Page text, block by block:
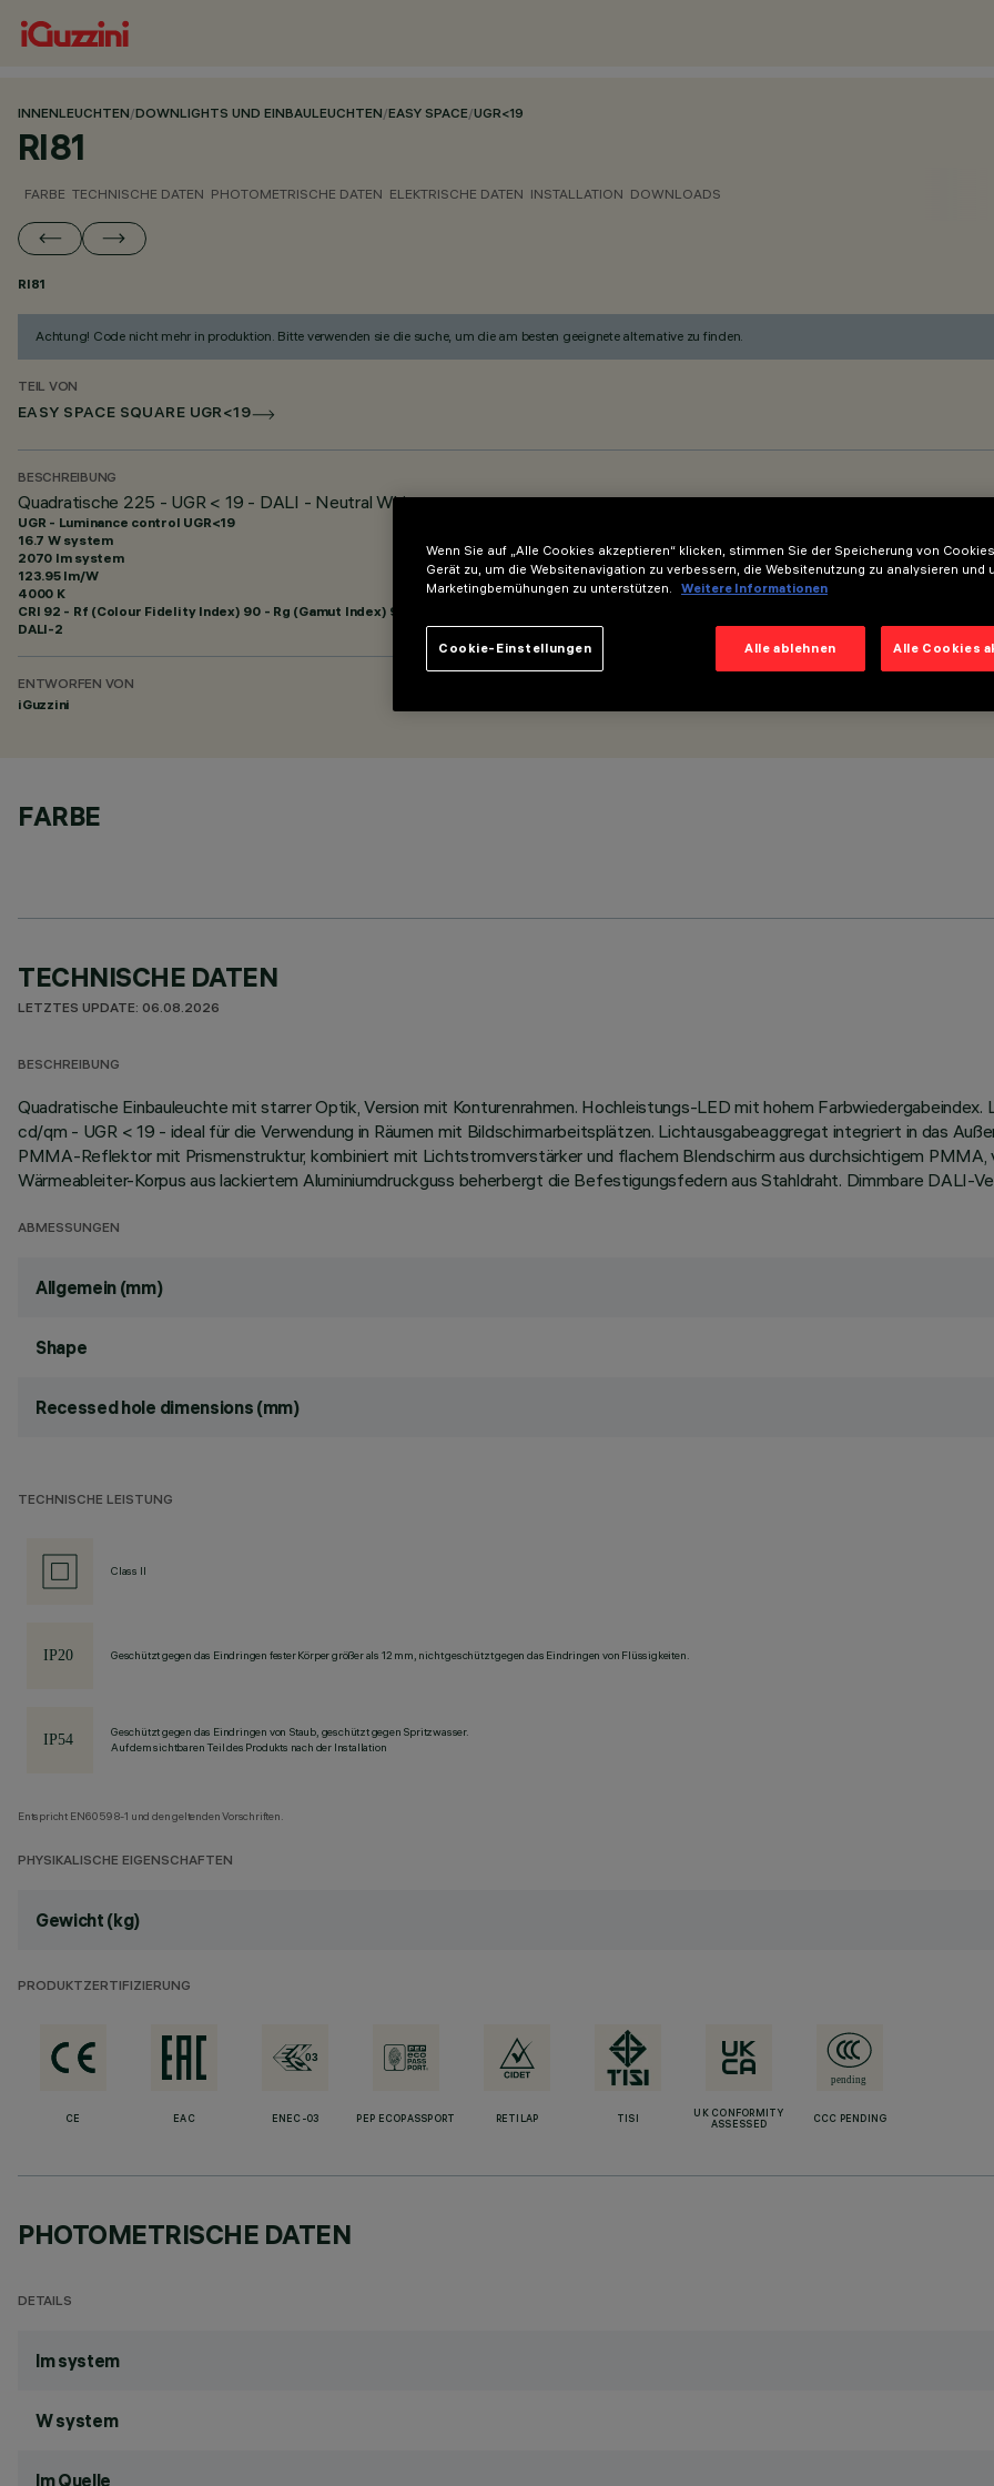
INNENLEUCHTEN/DOWNLIGHTS UND EINBAULEUCHTEN/EASY SPACE/UGR<19
RI81
FARBE TECHNISCHE DATEN PHOTOMETRISCHE DATEN ELEKTRISCHE DATEN INSTALLATION DOWNLOADS
RI81
Achtung! Code nicht mehr in produktion. Bitte verwenden sie die suche, um die am besten geeignete alternative zu finden.
TEIL VON
EASY SPACE SQUARE UGR<19
BESCHREIBUNG
Quadratische 225 - UGR < 19 - DALI - Neutral White
UGR - Luminance control UGR<19
16.7 W system
2070 lm system
123.95 lm/W
4000 K
CRI 92 - Rf (Colour Fidelity Index) 90 - Rg (Gamut Index) 98
DALI-2
ENTWORFEN VON
iGuzzini
FARBE
TECHNISCHE DATEN
LETZTES UPDATE: 06.08.2026
BESCHREIBUNG
Quadratische Einbauleuchte mit starrer Optik, Version mit Konturenrahmen. Hochleistungs-LED mit hohem
cd/qm - UGR < 19 - ideal für die Verwendung in Räumen mit Bildschirmarbeitsplätzen. Lichtausgabeaggregat integriert in das
PMMA-Reflektor mit Prismenstruktur, kombiniert mit Lichtstromverstärker und flachem Blendschirm aus durchsichtigem
Wärmeableiter-Korpus aus lackiertem Aluminiumdruckguss beherbergt die Befestigungsfedern aus Stahldraht. Dimmbare DALI-
ABMESSUNGEN
Allgemein (mm)
Shape
Recessed hole dimensions (mm)
TECHNISCHE LEISTUNG
Class II
Geschützt gegen das Eindringen fester Körper größer als 12 mm, nicht geschützt gegen das Eindringen von Flüssigkeiten.
Geschützt gegen das Eindringen von Staub, geschützt gegen Spritzwasser.
Auf dem sichtbaren Teil des Produkts nach der Installation
Entspricht EN60598-1 und den geltenden Vorschriften.
PHYSIKALISCHE EIGENSCHAFTEN
Gewicht (kg)
PRODUKTZERTIFIZIERUNG
CE EAC ENEC-03 PEP ECOPASSPORT RETILAP TISI
UK CONFORMITY
ASSESSED
CCC PENDING
PHOTOMETRISCHE DATEN
DETAILS
lm system
W system
lm Quelle
Wenn Sie auf „Alle Cookies akzeptieren“ klicken, stimmen Sie der Speicherung von
Gerät zu, um die Websitenavigation zu verbessern, die Websitenutzung zu analysieren und
Marketingbemühungen zu unterstützen.
Weitere Informationen
Alle ablehnen Alle Cookies
Cookie-Einstellungen